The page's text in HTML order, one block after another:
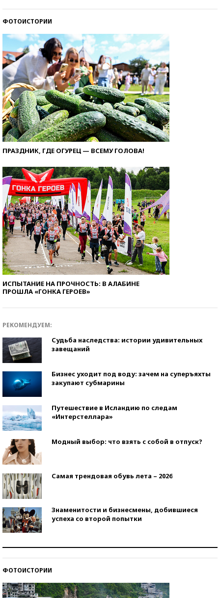
ФОТОИСТОРИИ
ПРАЗДНИК, ГДЕ ОГУРЕЦ — ВСЕМУ ГОЛОВА!
ИСПЫТАНИЕ НА ПРОЧНОСТЬ: В АЛАБИНЕ
ПРОШЛА «ГОНКА ГЕРОЕВ»
РЕКОМЕНДУЕМ:
Судьба наследства: истории удивительных
завещаний
Бизнес уходит под воду: зачем на суперъяхты
закупают субмарины
Путешествие в Исландию по следам
«Интерстеллара»
Модный выбор: что взять с собой в отпуск?
Самая трендовая обувь лета – 2026
Знаменитости и бизнесмены, добившиеся
успеха со второй попытки
ФОТОИСТОРИИ